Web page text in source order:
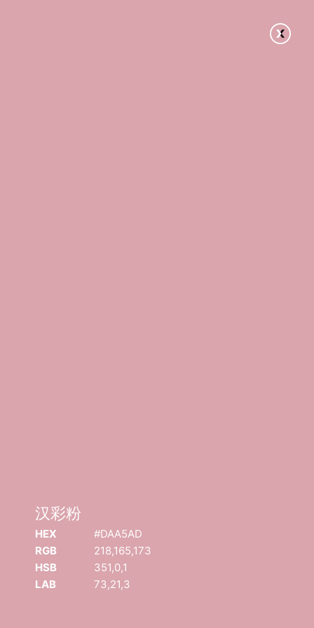
汉彩粉
HEX
#DAA5AD
RGB
218,165,173
HSB
351,0,1
LAB
73,21,3
COPYRIGHT 2026迈像网络 • 版权所有 |
B2-20221113